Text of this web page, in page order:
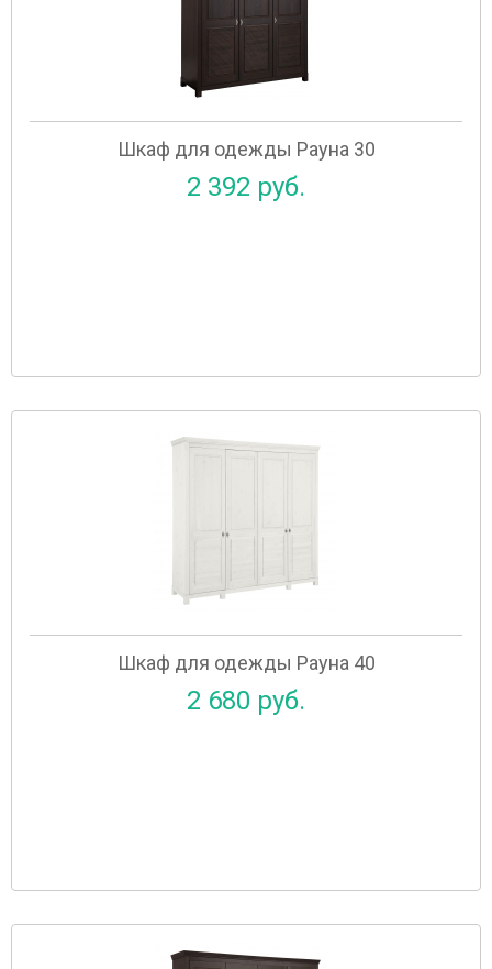
Шкаф для одежды Рауна 30
2 392 руб.
Шкаф для одежды Рауна 40
2 680 руб.